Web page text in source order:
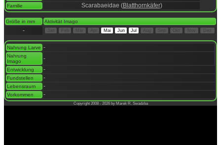
Familie Scarabaeidae (Blatthornkäfer)
Größe in mm Aktivität Imago
- Mai Jun Jul Sep Dez
Nahrung Larve -
Nahrung
Imago
-
Entwicklung -
Fundstellen -
Lebensraum -
Vorkommen -
Copyright 2008 - 2026 by Marek R. Swadzba